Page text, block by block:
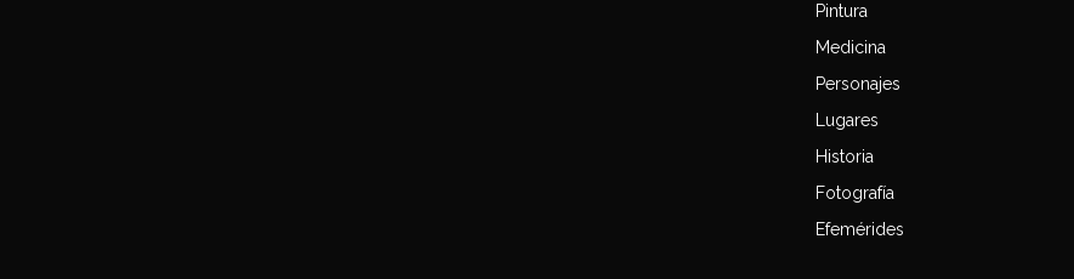
Pintura
Medicina
Personajes
Lugares
Historia
Fotografía
Efemérides